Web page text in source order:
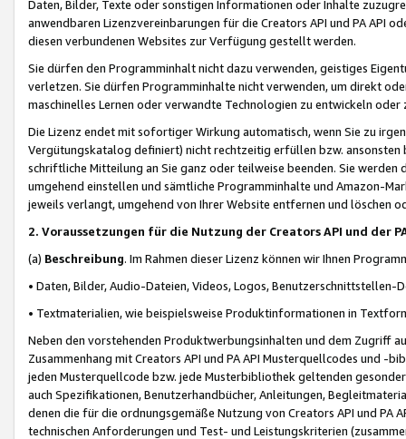
Daten, Bilder, Texte oder sonstigen Informationen oder Inhalte
anwendbaren Lizenzvereinbarungen für die Creators API und PA API
diesen verbundenen Websites zur Verfügung gestellt werden.
Sie dürfen den Programminhalt nicht dazu verwenden, geistiges
verletzen. Sie dürfen Programminhalte nicht verwenden, um direkt
maschinelles Lernen oder verwandte Technologien zu entwickeln
Die Lizenz endet mit sofortiger Wirkung automatisch, wenn Sie zu
Vergütungskatalog definiert) nicht rechtzeitig erfüllen bzw. ansonsten
schriftliche Mitteilung an Sie ganz oder teilweise beenden. Sie werden
umgehend einstellen und sämtliche Programminhalte und Amazon-
jeweils verlangt, umgehend von Ihrer Website entfernen und löschen
2. Voraussetzungen für die Nutzung der Creators API und der
(a) Beschreibung. Im Rahmen dieser Lizenz können wir Ihnen
• Daten, Bilder, Audio-Dateien, Videos, Logos, Benutzerschnittstellen-
• Textmaterialien, wie beispielsweise Produktinformationen in
Neben den vorstehenden Produktwerbungsinhalten und dem Zugriff
Zusammenhang mit Creators API und PA API Musterquellcodes und
jeden Musterquellcode bzw. jede Musterbibliothek geltenden
auch Spezifikationen, Benutzerhandbücher, Anleitungen,
denen die für die ordnungsgemäße Nutzung von Creators API und PA
technischen Anforderungen und Test- und Leistungskriterien